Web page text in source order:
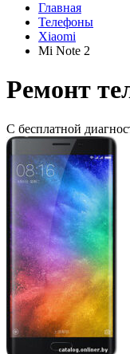
Главная
Телефоны
Xiaomi
Mi Note 2
Ремонт
С бесплатной